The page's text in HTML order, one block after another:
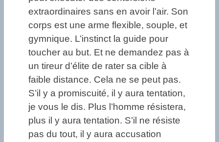
extraordinaires sans en avoir l’air. Son
corps est une arme flexible, souple, et
gymnique. L’instinct la guide pour
toucher au but. Et ne demandez pas à
un tireur d’élite de rater sa cible à
faible distance. Cela ne se peut pas.
S’il y a promiscuité, il y aura tentation,
je vous le dis. Plus l’homme résistera,
plus il y aura tentation. S’il ne résiste
pas du tout, il y aura accusation